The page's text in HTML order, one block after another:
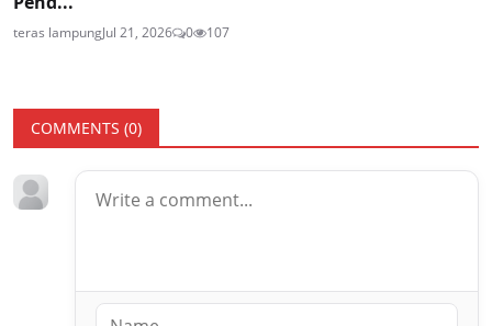
teras lampungJul 21, 2026 0 107
COMMENTS (0)